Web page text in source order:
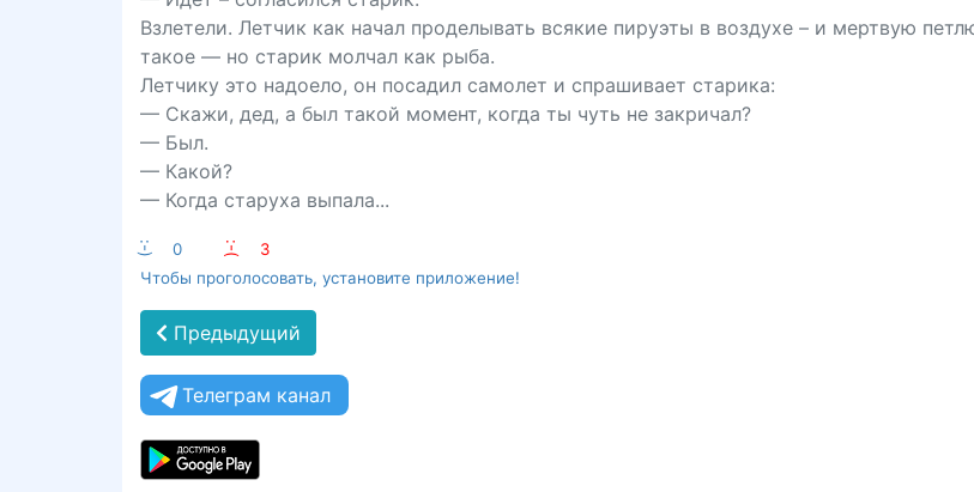
Взлетели. Летчик как начал проделывать всякие пируэты в воздухе – и мертвую
такое — но старик молчал как рыба.
Летчику это надоело, он посадил самолет и спрашивает старика:
— Скажи, дед, а был такой момент, когда ты чуть не закричал?
— Был.
— Какой?
— Когда старуха выпала...
:-) 0 :-(
3
Чтобы проголосовать, установите приложение!
Предыдущий
Телеграм канал